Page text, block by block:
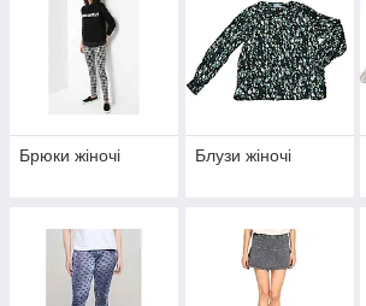
Брюки жіночі Блузи жіночі